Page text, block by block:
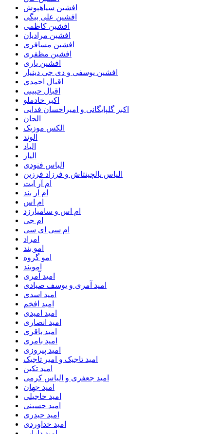
افشین سیاهپوش
افشین علی بیگی
افشین کاظمی
افشین مرادیان
افشین مسافری
افشین مظفری
افشین یاری
افشین یوسفی و دی جی دینیار
اقبال احمدی
اقبال حبیبی
اکبر خادملو
اکبر گلپایگانی و امیراحسان فدایی
الجان
الکس موزیک
الوند
الیاد
الیاز
الیاس فنودی
الیاس یالچینتاش و فرزاد فرزین
ام آر ایت
ام‌ ار بند
ام اس
ام اس و سامیارزد
ام جی
ام سی ای سی
امراد
امو بند
امو گروه
اموبند
امید آمری
امید آمری و یوسف صیادی
امید اسدی
امید افخم
امید امیدی
امید انصاری
امید باقری
امید بامری
امید پیروزی
امید تاجیک و امیر تاجیک
امید تکین
امید جعفری و الیاس کرمی
امید جهان
امید حاجیلی
امید حسینی
امید حیدری
امید خداوردی